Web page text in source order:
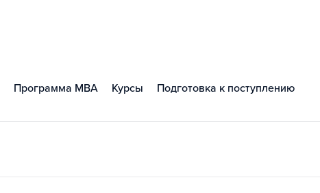
Программа MBA Курсы Подготовка к поступлению